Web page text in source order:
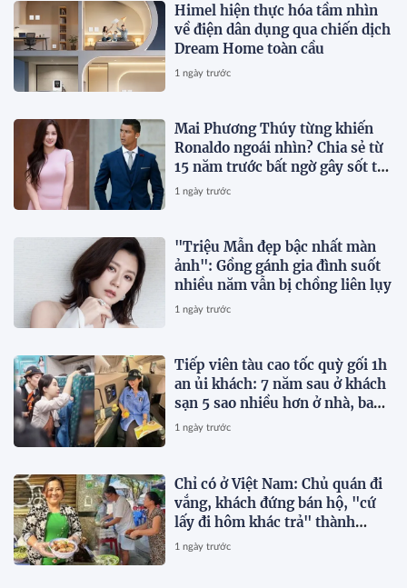
Himel hiện thực hóa tầm nhìn
về điện dân dụng qua chiến dịch
Dream Home toàn cầu
1 ngày trước
Mai Phương Thúy từng khiến
Ronaldo ngoái nhìn? Chia sẻ từ
15 năm trước bất ngờ gây sốt trở
lại
1 ngày trước
"Triệu Mẫn đẹp bậc nhất màn
ảnh": Gồng gánh gia đình suốt
nhiều năm vẫn bị chồng liên lụy
1 ngày trước
Tiếp viên tàu cao tốc quỳ gối 1h
an ủi khách: 7 năm sau ở khách
sạn 5 sao nhiều hơn ở nhà, bay
hạng thương gia
1 ngày trước
Chỉ có ở Việt Nam: Chủ quán đi
vắng, khách đứng bán hộ, "cứ
lấy đi hôm khác trả" thành
chuyện thường ngày
1 ngày trước